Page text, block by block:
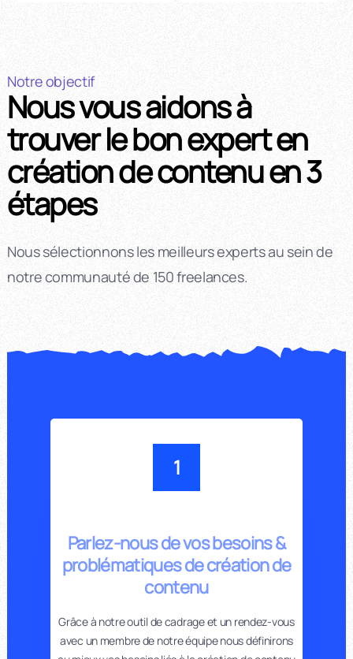
Notre objectif
Nous vous aidons à
trouver le bon expert en
création de contenu en 3
étapes
Nous sélectionnons les meilleurs experts au sein de
notre communauté de 150 freelances.
1
Parlez-nous de vos besoins &
problématiques de création de
contenu
Grâce à notre outil de cadrage et un rendez-vous
avec un membre de notre équipe nous définirons